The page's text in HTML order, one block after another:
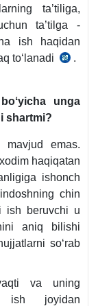
ilova
ta’tiliga,
ta’tilga -
ish haqidan
toʻlanadi
3
b,
y.
297-
son
ilova
.
unga
shartmi?
mavjud emas.
haqiqatan
ishonch
chin
ish beruvchi u
aniq bilishi
soʻrab
va uning
ish joyidan